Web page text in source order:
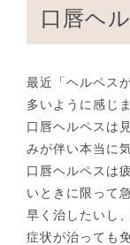
口唇ヘ
最近「ヘルペス
多いように感じま
口唇ヘルペスは
みが伴い本当に
口唇ヘルペスは
いときに限って
早く治したいし
症状が治っても